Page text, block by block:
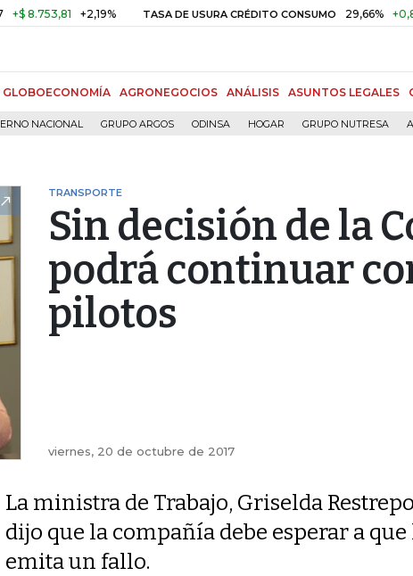
+2,19% TASA DE USURA CRÉDITO CONSUMO 29,66% +0,87%
GLOBOECONOMÍA AGRONEGOCIOS ANÁLISIS ASUNTOS LEGALES
NACIONAL GRUPO ARGOS ODINSA HOGAR GRUPO NUTRESA
TRANSPORTE
Sin decisión de la
podrá continuar
pilotos
viernes, 20 de octubre de 2017
La ministra de Trabajo, Griselda
dijo que la compañía debe esperar a
emita un fallo.